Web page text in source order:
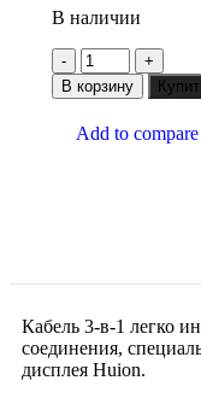
В наличии
В корзину
Add to compare
Кабель 3-в-1 легко
соединения,
дисплея Huion.